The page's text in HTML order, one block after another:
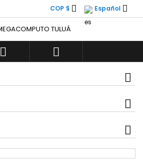
Español 
COP $ 
 